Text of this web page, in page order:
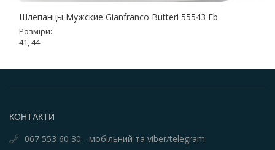
Шлепанцы Мужские Gianfranco Butteri 55543 Fb
Розміри:
41, 44
КОНТАКТИ
067 553 60 30 - мобільний та viber/telegram